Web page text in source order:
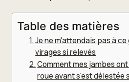
Table des matières
Je ne m'attendais pas à ce
virages si relevés
Comment mes jambes
roue avant s'est délestée